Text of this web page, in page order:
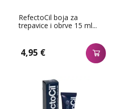
RefectoCil boja za
trepavice i obrve 15 ml...
4,95 €